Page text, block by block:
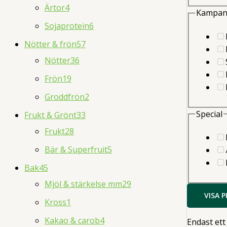
Ärtor4
Sojaprotein6
Nötter & frön57
Nötter36
Frön19
Groddfrön2
Frukt & Grönt33
Frukt28
Bär & Superfruit5
Bak45
Mjöl & stärkelse mm29
Kross1
Kakao & carob4
Special
VISA
Endast